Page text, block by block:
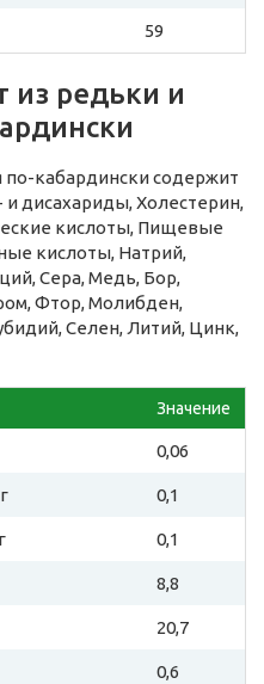
59
из редьки и
по-кабардински содержит
дисахариды, Холестерин,
кислоты, Пищевые
кислоты, Натрий,
Сера, Медь, Бор,
Фтор, Молибден,
Селен, Литий, Цинк,
Значение
0,06
0,1
0,1
8,8
20,7
0,6